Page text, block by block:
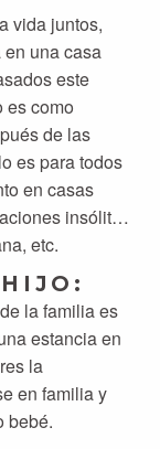
vida juntos,
una casa
este
es como
de las
es para todos
en casas
insólitas
etc.
la familia es
estancia en
la
en familia y
bebé.